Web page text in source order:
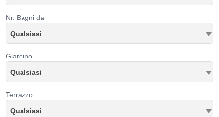
Nr. Bagni da
Qualsiasi
Giardino
Qualsiasi
Terrazzo
Qualsiasi